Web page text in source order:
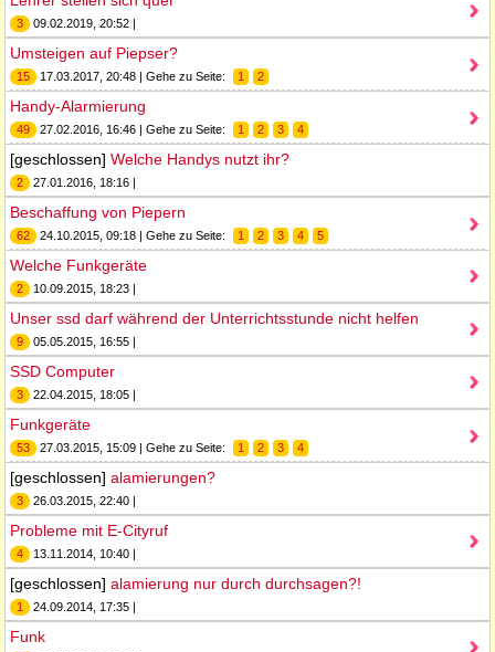
3 09.02.2019, 20:52 |
Umsteigen auf Piepser?
15 17.03.2017, 20:48 | Gehe zu Seite: 1 2
Handy-Alarmierung
49 27.02.2016, 16:46 | Gehe zu Seite: 1 2 3 4
[geschlossen] Welche Handys nutzt ihr?
2 27.01.2016, 18:16 |
Beschaffung von Piepern
62 24.10.2015, 09:18 | Gehe zu Seite: 1 2 3 4 5
Welche Funkgeräte
2 10.09.2015, 18:23 |
Unser ssd darf während der Unterrichtsstunde nicht helfen
9 05.05.2015, 16:55 |
SSD Computer
3 22.04.2015, 18:05 |
Funkgeräte
53 27.03.2015, 15:09 | Gehe zu Seite: 1 2 3 4
[geschlossen] alamierungen?
3 26.03.2015, 22:40 |
Probleme mit E-Cityruf
4 13.11.2014, 10:40 |
[geschlossen] alamierung nur durch durchsagen?!
1 24.09.2014, 17:35 |
Funk